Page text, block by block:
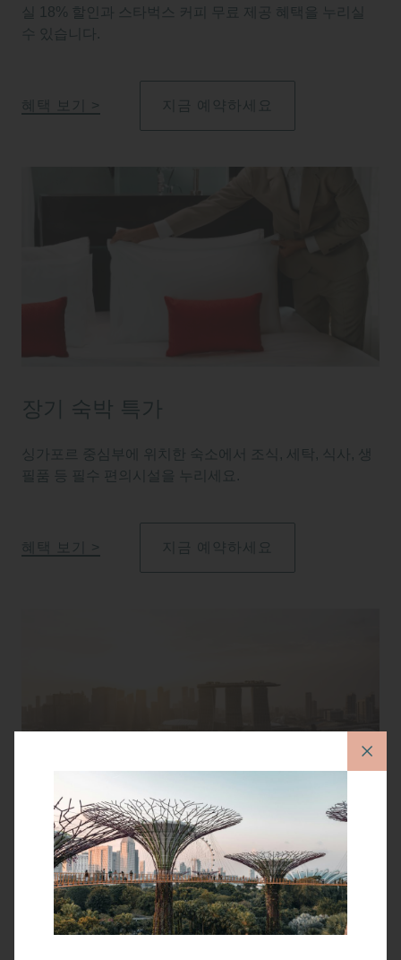
실 18% 할인과 스타벅스 커피 무료 제공 혜택을 누리실
수 있습니다.
혜택 보기 지금 예약하세요
장기 숙박 특가
싱가포르 중심부에 위치한 숙소에서 조식, 세탁, 식사, 생
필품 등 필수 편의시설을 누리세요.
혜택 보기 지금 예약하세요
사전 구매
30일 전 예약 시 최대 20% 할인과 함께 식사 20% 할인,
무료 주차* 등 다양한 추가 혜택을 누리실 수 있습니다.